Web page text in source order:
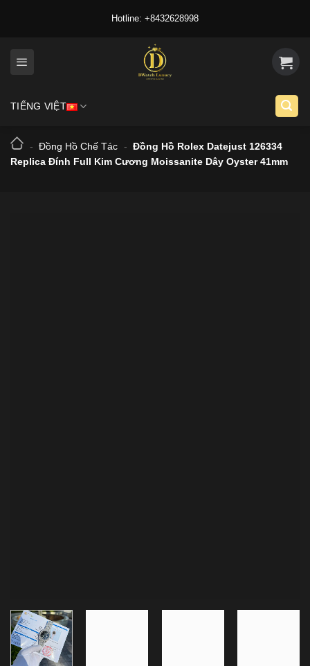
Hotline: +8432628998
TIẾNG VIỆT
- Đồng Hồ Chế Tác - Đồng Hồ Rolex Datejust 126334
Replica Đính Full Kim Cương Moissanite Dây Oyster 41mm